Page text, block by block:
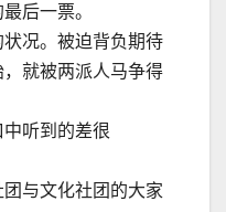
后一票。
况。被迫背负期待
就被两派人马争得
听到的差很
团与文化社团的大家